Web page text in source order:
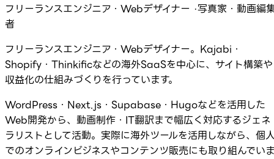
フリーランスエンジニア・Webデザイナー ·写真家・動画編
者
フリーランスエンジニア・Webデザイナー。Kajabi・
Shopify・Thinkificなどの海外SaaSを中心に、サイト構築や
収益化の仕組みづくりを行っています。
WordPress・Next.js・Supabase・Hugoなどを活用した
Web開発から、動画制作・IT翻訳まで幅広く対応するジェネ
ラリストとして活動。実際に海外ツールを活用しながら、個
でのオンラインビジネスやコンテンツ販売にも取り組んでい